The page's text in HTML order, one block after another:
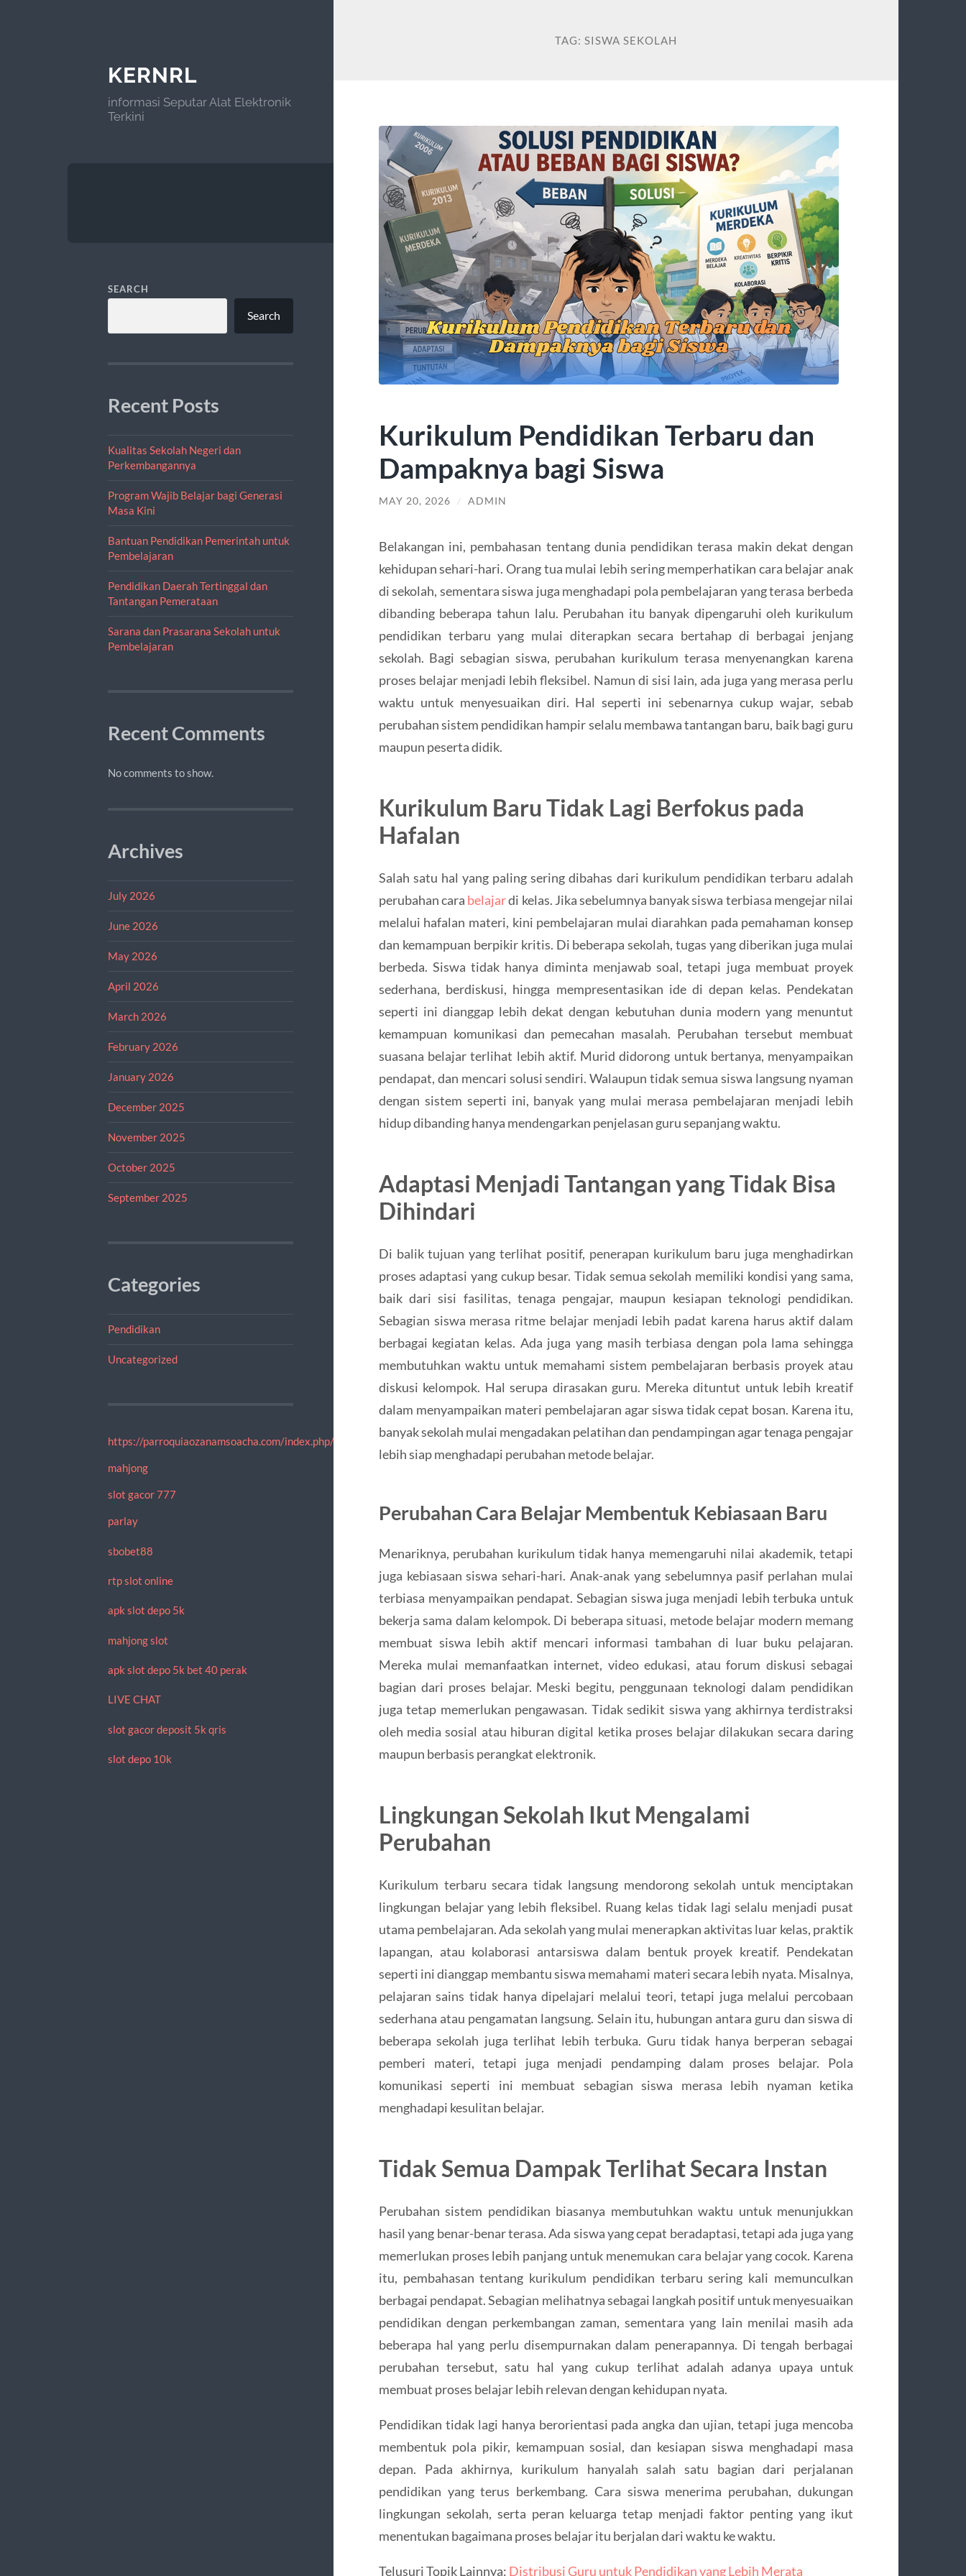
KERNRL
informasi Seputar Alat Elektronik
Terkini
SEARCH
Search
Recent Posts
Kualitas Sekolah Negeri dan
Perkembangannya
Program Wajib Belajar bagi Generasi
Masa Kini
Bantuan Pendidikan Pemerintah untuk
Pembelajaran
Pendidikan Daerah Tertinggal dan
Tantangan Pemerataan
Sarana dan Prasarana Sekolah untuk
Pembelajaran
Recent Comments
No comments to show.
Archives
July 2026
June 2026
May 2026
April 2026
March 2026
February 2026
January 2026
December 2025
November 2025
October 2025
September 2025
Categories
Pendidikan
Uncategorized
https://parroquiaozanamsoacha.com/index.php/nosotros/informacion.html
mahjong
slot gacor 777
parlay
sbobet88
rtp slot online
apk slot depo 5k
mahjong slot
apk slot depo 5k bet 40 perak
LIVE CHAT
slot gacor deposit 5k qris
slot depo 10k
TAG: SISWA SEKOLAH
Kurikulum Pendidikan Terbaru dan
Dampaknya bagi Siswa
MAY 20, 2026 / ADMIN
Belakangan ini, pembahasan tentang dunia pendidikan terasa makin dekat dengan
kehidupan sehari-hari. Orang tua mulai lebih sering memperhatikan cara belajar anak
di sekolah, sementara siswa juga menghadapi pola pembelajaran yang terasa berbeda
dibanding beberapa tahun lalu. Perubahan itu banyak dipengaruhi oleh kurikulum
pendidikan terbaru yang mulai diterapkan secara bertahap di berbagai jenjang
sekolah. Bagi sebagian siswa, perubahan kurikulum terasa menyenangkan karena
proses belajar menjadi lebih fleksibel. Namun di sisi lain, ada juga yang merasa perlu
waktu untuk menyesuaikan diri. Hal seperti ini sebenarnya cukup wajar, sebab
perubahan sistem pendidikan hampir selalu membawa tantangan baru, baik bagi guru
maupun peserta didik.
Kurikulum Baru Tidak Lagi Berfokus pada
Hafalan
Salah satu hal yang paling sering dibahas dari kurikulum pendidikan terbaru adalah
perubahan cara belajardi kelas. Jika sebelumnya banyak siswa terbiasa mengejar nilai
melalui hafalan materi, kini pembelajaran mulai diarahkan pada pemahaman konsep
dan kemampuan berpikir kritis. Di beberapa sekolah, tugas yang diberikan juga mulai
berbeda. Siswa tidak hanya diminta menjawab soal, tetapi juga membuat proyek
sederhana, berdiskusi, hingga mempresentasikan ide di depan kelas. Pendekatan
seperti ini dianggap lebih dekat dengan kebutuhan dunia modern yang menuntut
kemampuan komunikasi dan pemecahan masalah. Perubahan tersebut membuat
suasana belajar terlihat lebih aktif. Murid didorong untuk bertanya, menyampaikan
pendapat, dan mencari solusi sendiri. Walaupun tidak semua siswa langsung nyaman
dengan sistem seperti ini, banyak yang mulai merasa pembelajaran menjadi lebih
hidup dibanding hanya mendengarkan penjelasan guru sepanjang waktu.
Adaptasi Menjadi Tantangan yang Tidak Bisa
Dihindari
Di balik tujuan yang terlihat positif, penerapan kurikulum baru juga menghadirkan
proses adaptasi yang cukup besar. Tidak semua sekolah memiliki kondisi yang sama,
baik dari sisi fasilitas, tenaga pengajar, maupun kesiapan teknologi pendidikan.
Sebagian siswa merasa ritme belajar menjadi lebih padat karena harus aktif dalam
berbagai kegiatan kelas. Ada juga yang masih terbiasa dengan pola lama sehingga
membutuhkan waktu untuk memahami sistem pembelajaran berbasis proyek atau
diskusi kelompok. Hal serupa dirasakan guru. Mereka dituntut untuk lebih kreatif
dalam menyampaikan materi pembelajaran agar siswa tidak cepat bosan. Karena itu,
banyak sekolah mulai mengadakan pelatihan dan pendampingan agar tenaga pengajar
lebih siap menghadapi perubahan metode belajar.
Perubahan Cara Belajar Membentuk Kebiasaan Baru
Menariknya, perubahan kurikulum tidak hanya memengaruhi nilai akademik, tetapi
juga kebiasaan siswa sehari-hari. Anak-anak yang sebelumnya pasif perlahan mulai
terbiasa menyampaikan pendapat. Sebagian siswa juga menjadi lebih terbuka untuk
bekerja sama dalam kelompok. Di beberapa situasi, metode belajar modern memang
membuat siswa lebih aktif mencari informasi tambahan di luar buku pelajaran.
Mereka mulai memanfaatkan internet, video edukasi, atau forum diskusi sebagai
bagian dari proses belajar. Meski begitu, penggunaan teknologi dalam pendidikan
juga tetap memerlukan pengawasan. Tidak sedikit siswa yang akhirnya terdistraksi
oleh media sosial atau hiburan digital ketika proses belajar dilakukan secara daring
maupun berbasis perangkat elektronik.
Lingkungan Sekolah Ikut Mengalami
Perubahan
Kurikulum terbaru secara tidak langsung mendorong sekolah untuk menciptakan
lingkungan belajar yang lebih fleksibel. Ruang kelas tidak lagi selalu menjadi pusat
utama pembelajaran. Ada sekolah yang mulai menerapkan aktivitas luar kelas, praktik
lapangan, atau kolaborasi antarsiswa dalam bentuk proyek kreatif. Pendekatan
seperti ini dianggap membantu siswa memahami materi secara lebih nyata. Misalnya,
pelajaran sains tidak hanya dipelajari melalui teori, tetapi juga melalui percobaan
sederhana atau pengamatan langsung. Selain itu, hubungan antara guru dan siswa di
beberapa sekolah juga terlihat lebih terbuka. Guru tidak hanya berperan sebagai
pemberi materi, tetapi juga menjadi pendamping dalam proses belajar. Pola
komunikasi seperti ini membuat sebagian siswa merasa lebih nyaman ketika
menghadapi kesulitan belajar.
Tidak Semua Dampak Terlihat Secara Instan
Perubahan sistem pendidikan biasanya membutuhkan waktu untuk menunjukkan
hasil yang benar-benar terasa. Ada siswa yang cepat beradaptasi, tetapi ada juga yang
memerlukan proses lebih panjang untuk menemukan cara belajar yang cocok. Karena
itu, pembahasan tentang kurikulum pendidikan terbaru sering kali memunculkan
berbagai pendapat. Sebagian melihatnya sebagai langkah positif untuk menyesuaikan
pendidikan dengan perkembangan zaman, sementara yang lain menilai masih ada
beberapa hal yang perlu disempurnakan dalam penerapannya. Di tengah berbagai
perubahan tersebut, satu hal yang cukup terlihat adalah adanya upaya untuk
membuat proses belajar lebih relevan dengan kehidupan nyata.
Pendidikan tidak lagi hanya berorientasi pada angka dan ujian, tetapi juga mencoba
membentuk pola pikir, kemampuan sosial, dan kesiapan siswa menghadapi masa
depan. Pada akhirnya, kurikulum hanyalah salah satu bagian dari perjalanan
pendidikan yang terus berkembang. Cara siswa menerima perubahan, dukungan
lingkungan sekolah, serta peran keluarga tetap menjadi faktor penting yang ikut
menentukan bagaimana proses belajar itu berjalan dari waktu ke waktu.
Telusuri Topik Lainnya: Distribusi Guru untuk Pendidikan yang Lebih Merata